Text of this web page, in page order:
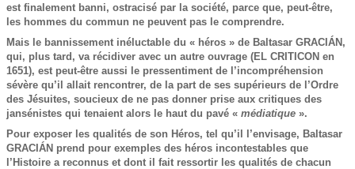
est finalement banni, ostracisé par la société, parce que, peut-être,
les hommes du commun ne peuvent pas le comprendre.
Mais le bannissement inéluctable du « héros » de Baltasar GRACIÁN,
qui, plus tard, va récidiver avec un autre ouvrage (EL CRITICON en
1651), est peut-être aussi le pressentiment de l’incompréhension
sévère qu’il allait rencontrer, de la part de ses supérieurs de l’Ordre
des Jésuites, soucieux de ne pas donner prise aux critiques des
jansénistes qui tenaient alors le haut du pavé «médiatique ».
Pour exposer les qualités de son Héros, tel qu’il l’envisage, Baltasar
GRACIÁN prend pour exemples des héros incontestables que
l’Histoire a reconnus et dont il fait ressortir les qualités de chacun